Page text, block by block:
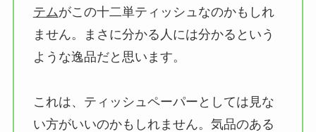
テムがこの十二単ティッシュなのかもしれ
ません。まさに分かる人には分かるという
ような逸品だと思います。
これは、ティッシュペーパーとしては見な
い方がいいのかもしれません。気品のある